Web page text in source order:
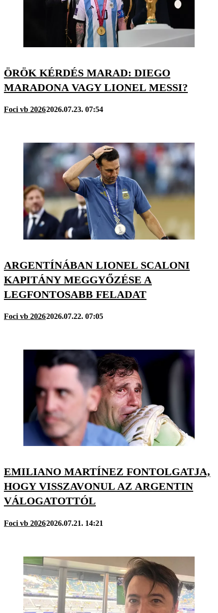
ÖRÖK KÉRDÉS MARAD: DIEGO
MARADONA VAGY LIONEL MESSI?
Foci vb 20262026.07.23. 07:54
ARGENTÍNÁBAN LIONEL SCALONI
KAPITÁNY MEGGYŐZÉSE A
LEGFONTOSABB FELADAT
Foci vb 20262026.07.22. 07:05
EMILIANO MARTÍNEZ FONTOLGATJA,
HOGY VISSZAVONUL AZ ARGENTIN
VÁLOGATOTTÓL
Foci vb 20262026.07.21. 14:21